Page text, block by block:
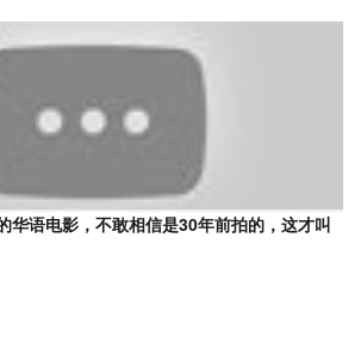
华语电影，不敢相信是30年前拍的，这才叫